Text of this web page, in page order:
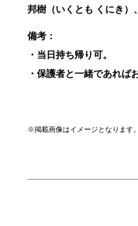
邦樹（いくとも くにき）
備考：
・ 当日持ち帰り可。
・保護者と一緒であれば
※掲載画像はイメージとなります。